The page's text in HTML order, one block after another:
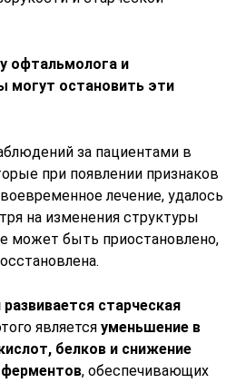
офтальмолога и
могут остановить эти
за пациентами в
при появлении признаков
лечение, удалось
на изменения структуры
может быть приостановлено,
старческая
являетсяуменьшение в
белков и снижение
ферментов, обеспечивающих